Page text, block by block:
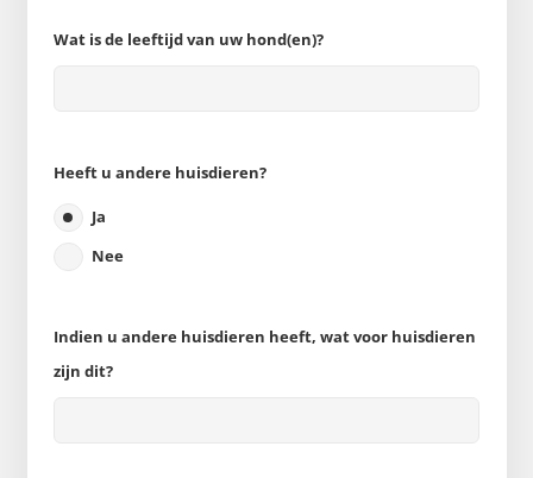
Wat is de leeftijd van uw hond(en)?
Heeft u andere huisdieren?
Ja
Nee
Indien u andere huisdieren heeft, wat voor huisdieren
zijn dit?